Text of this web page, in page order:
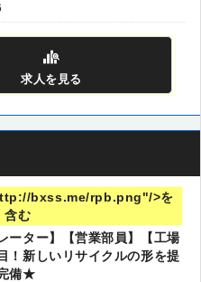
求人 を見る
bxss.me/rpb.png"/>を
含む
ーター】【営業部員】【工場
！新しいリサイクルの形を提
備★